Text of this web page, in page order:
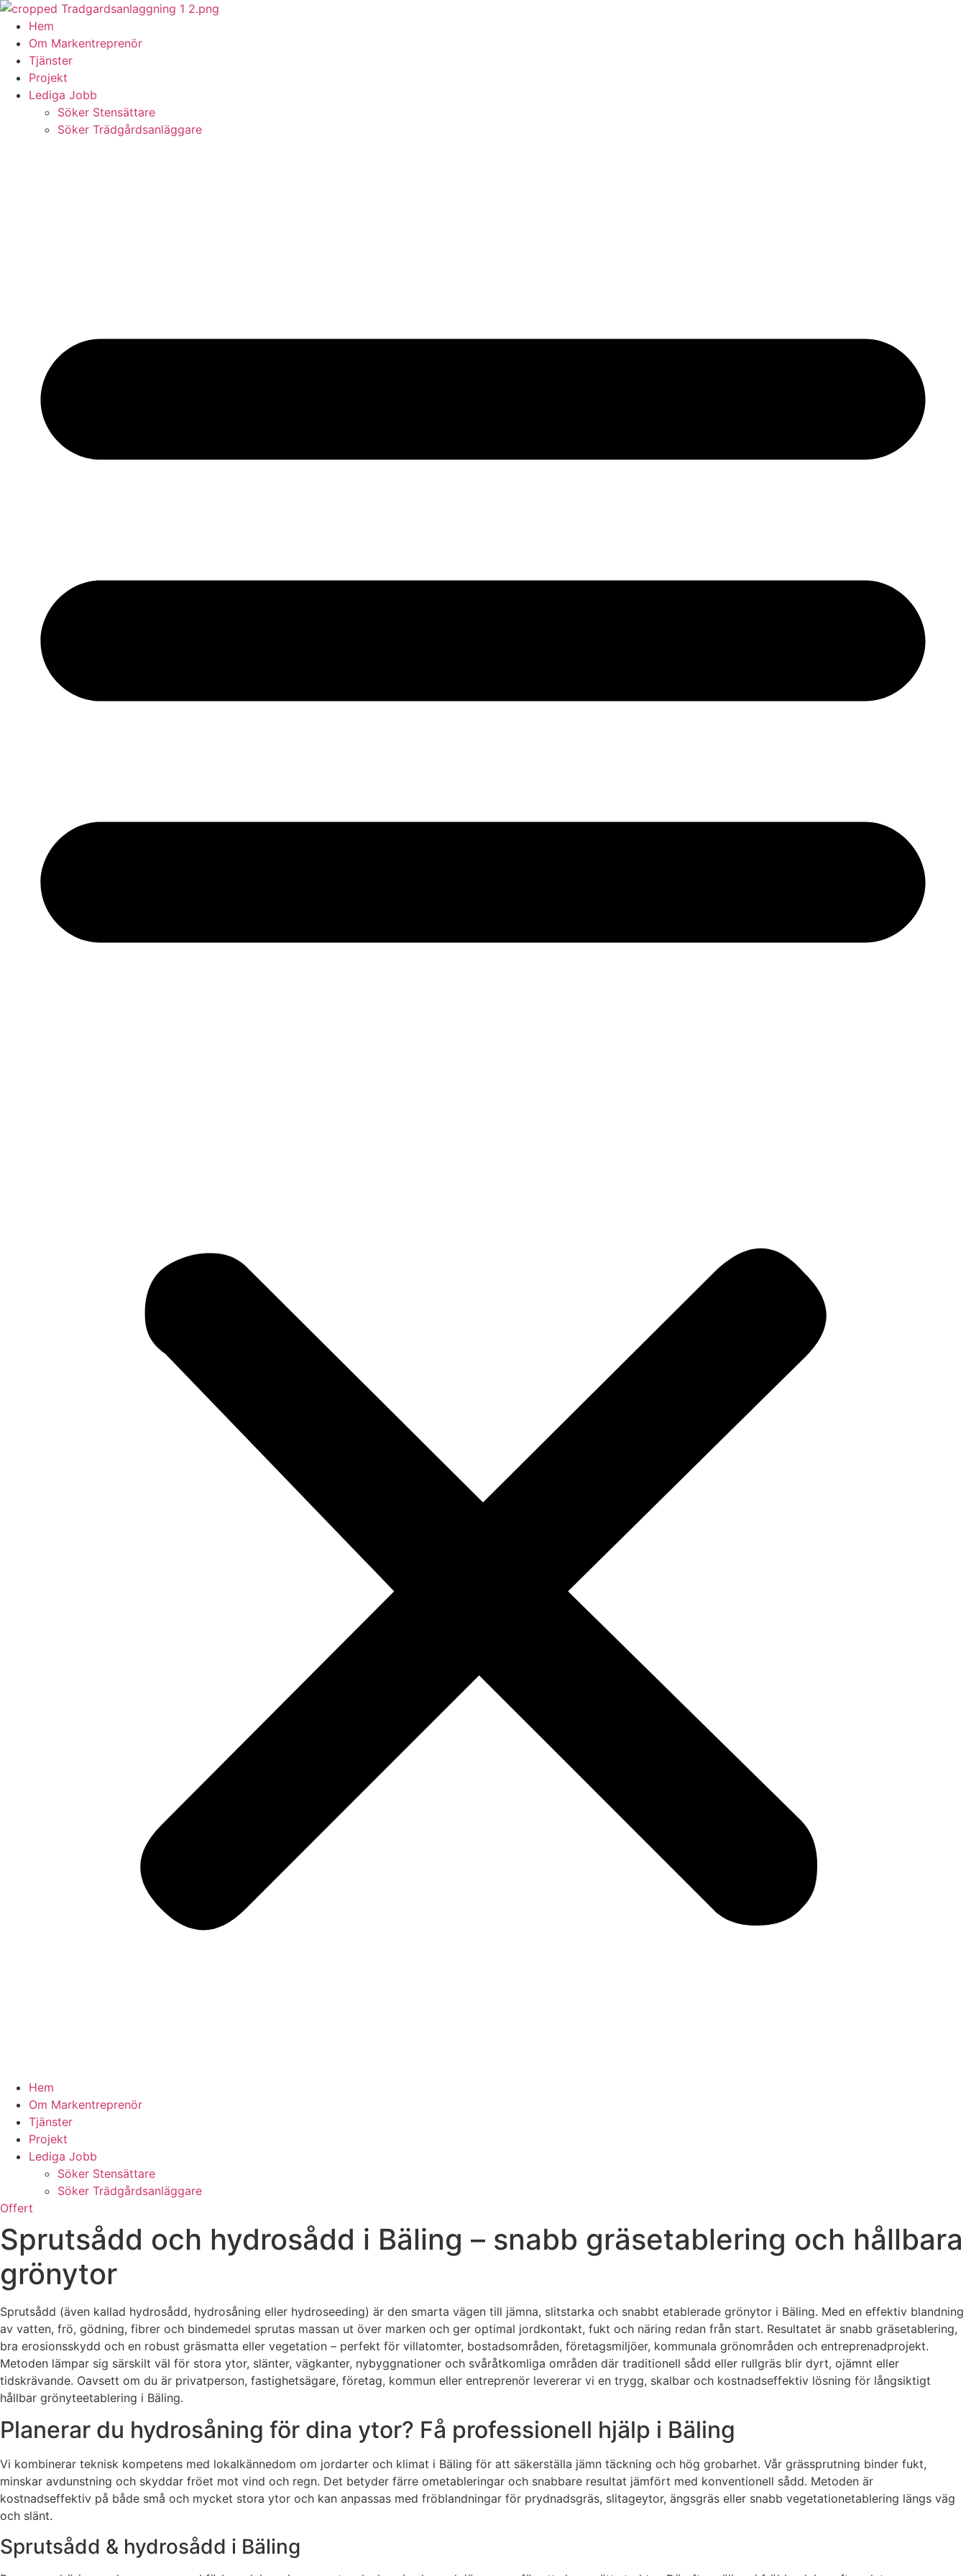
Skip
content
Hem
Om Markentreprenör
Tjänster
Projekt
Lediga Jobb
Söker Stensättare
Söker Trädgårdsanläggare
Hem
Om Markentreprenör
Tjänster
Projekt
Lediga Jobb
Söker Stensättare
Söker Trädgårdsanläggare
Offert
Sprutsådd och hydrosådd i Bäling – snabb gräsetablering och hållbara
grönytor
Sprutsådd (även kallad hydrosådd, hydrosåning eller hydroseeding) är den smarta vägen till jämna, slitstarka och snabbt etablerade grönytor i Bäling. Med en effektiv blandning
av vatten, frö, gödning, fibrer och bindemedel sprutas massan ut över marken och ger optimal jordkontakt, fukt och näring redan från start. Resultatet är snabb gräsetablering,
bra erosionsskydd och en robust gräsmatta eller vegetation – perfekt för villatomter, bostadsområden, företagsmiljöer, kommunala grönområden och entreprenadprojekt.
Metoden lämpar sig särskilt väl för stora ytor, slänter, vägkanter, nybyggnationer och svåråtkomliga områden där traditionell sådd eller rullgräs blir dyrt, ojämnt eller
tidskrävande. Oavsett om du är privatperson, fastighetsägare, företag, kommun eller entreprenör levererar vi en trygg, skalbar och kostnadseffektiv lösning för långsiktigt
hållbar grönyteetablering i Bäling.
Planerar du hydrosåning för dina ytor? Få professionell hjälp i Bäling
Vi kombinerar teknisk kompetens med lokalkännedom om jordarter och klimat i Bäling för att säkerställa jämn täckning och hög grobarhet. Vår grässprutning binder fukt,
minskar avdunstning och skyddar fröet mot vind och regn. Det betyder färre ometableringar och snabbare resultat jämfört med konventionell sådd. Metoden är
kostnadseffektiv på både små och mycket stora ytor och kan anpassas med fröblandningar för prydnadsgräs, slitageytor, ängsgräs eller snabb vegetationetablering längs väg
och slänt.
Sprutsådd & hydrosådd i Bäling